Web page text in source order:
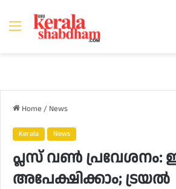
Menu
Home / News
Kerala News
പ്ലസ് വൺ പ്രവേശനം:
അപേക്ഷിക്കാം; ട്രയല്‍